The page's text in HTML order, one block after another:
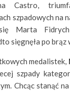
Castro,
szpadowych na
Marta
sięgnęła po brąz
medalistek,
szpady
Chcąc stanąć